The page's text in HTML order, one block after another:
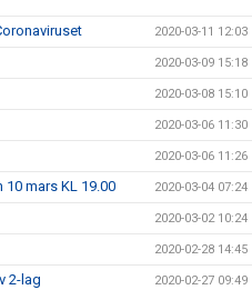
2020-03-11 12:03
2020-03-09 15:18
2020-03-08 15:10
2020-03-06 11:30
2020-03-06 11:26
mars KL 19.00 2020-03-04 07:24
2020-03-02 10:24
2020-02-28 14:45
2-lag 2020-02-27 09:49